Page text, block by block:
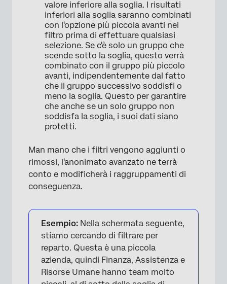
valore inferiore alla soglia. I risultati
inferiori alla soglia saranno combinati
con l'opzione più piccola avanti nel
filtro prima di effettuare qualsiasi
selezione. Se c'è solo un gruppo che
scende sotto la soglia, questo verrà
combinato con il gruppo più piccolo
avanti, indipendentemente dal fatto
che il gruppo successivo soddisfi o
meno la soglia. Questo per garantire
che anche se un solo gruppo non
soddisfa la soglia, i suoi dati siano
protetti.
Man mano che i filtri vengono aggiunti o
rimossi, l'anonimato avanzato ne terrà
conto e modificherà i raggruppamenti di
conseguenza.
Esempio: Nella schermata seguente,
stiamo cercando di filtrare per
reparto. Questa è una piccola
azienda, quindi Finanza, Assistenza e
Risorse Umane hanno team molto